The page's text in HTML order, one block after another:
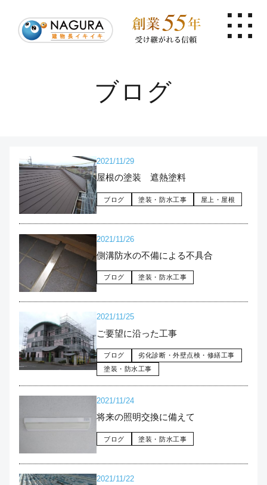
ブログ
2021/11/29
屋根の塗装 遮熱塗料
ブログ 塗装・防水工事 屋上・屋根
2021/11/26
側溝防水の不備による不具合
ブログ 塗装・防水工事
2021/11/25
ご要望に沿った工事
ブログ
劣化診断・外壁点検・修繕工事
塗装・防水工事
2021/11/24
将来の照明交換に備えて
ブログ 塗装・防水工事
2021/11/22